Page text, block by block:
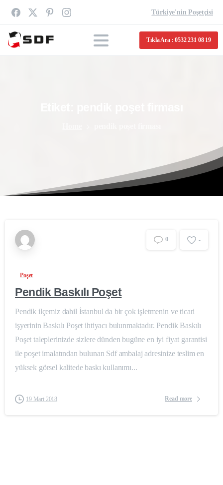
Türkiye'nin Poşetçisi
Tıkla Ara : 0532 231 08 19
0 -
Poşet
Pendik Baskılı Poşet
Pendik ilçemiz dahil İstanbul da bir çok işletmenin ve ticari
işyerinin Baskılı Poşet ihtiyacı bulunmaktadır. Pendik Baskılı
Poşet taleplerinizde sizlere dünden bugüne en iyi fiyat garantisi
ile poşet imalatından bulunan Sdf ambalaj adresinize teslim en
yüksek görsel kalitede baskı kullanımı...
19 Mart 2018 Read more